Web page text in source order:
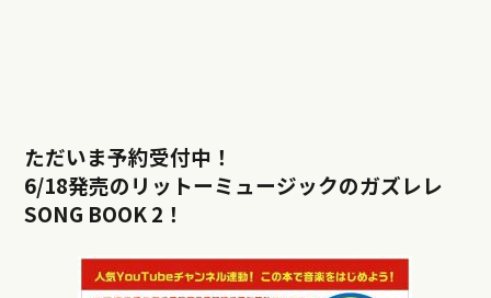
ただいま予約受付中！
6/18発売のリットーミュージックのガズレレ
SONG BOOK 2！